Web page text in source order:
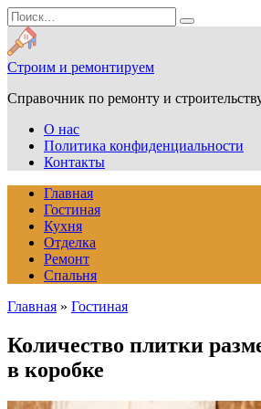
Перейти
к
содержанию
Search
for:
Строим и ремонтируем
Справочник по ремонту и
О нас
Политика конфиденциальности
Контакты
Главная
Гостиная
Кухня
Отделка
Ремонт
Спальня
Главная » Гостиная
Количество плитки
в коробке